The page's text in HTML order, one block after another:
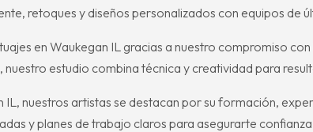
retoques y diseños personalizados con equipos de
en Waukegan IL gracias a nuestro compromiso
estudio combina técnica y creatividad para
IL, nuestros artistas se destacan por su formación,
y planes de trabajo claros para asegurarte